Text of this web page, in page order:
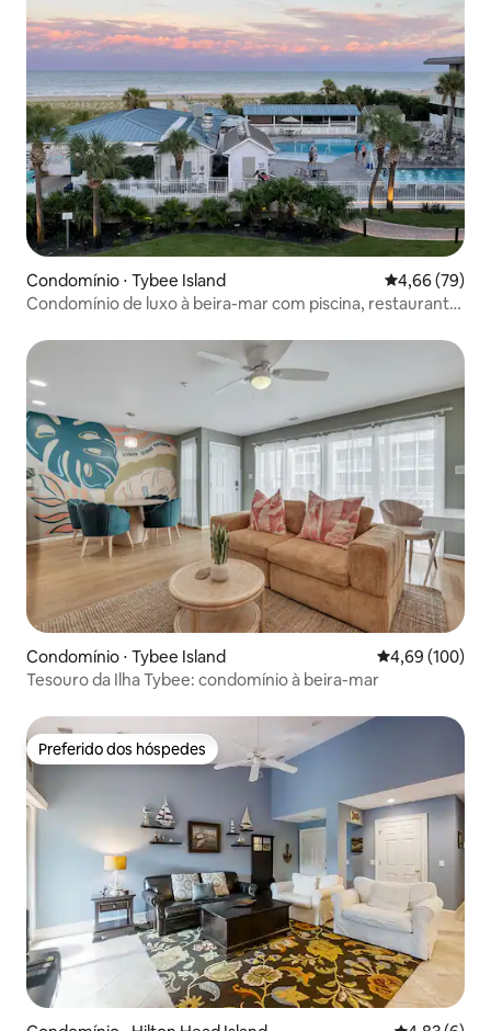
Condomínio ⋅ Tybee Island 4,66 de uma
4,66 (79)
Condomínio de luxo à beira-mar com piscina, restaurante
Condomínio ⋅ Tybee Island 4,69 de uma
4,69 (100)
Tesouro da Ilha Tybee: condomínio à beira-mar
Preferido dos hóspedes
Preferido dos hóspedes